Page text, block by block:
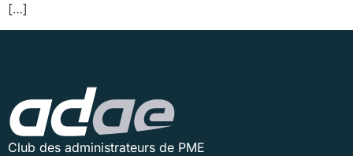
[…]
Club des administrateurs de PME